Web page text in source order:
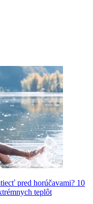
pred horúčavami? 10
teplôt